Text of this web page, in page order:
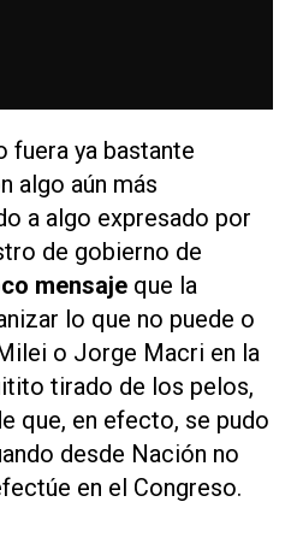
fuera ya bastante
algo aún más
a algo expresado por
de gobierno de
mensaje que la
lo que no puede o
o Jorge Macri en la
tirado de los pelos,
que, en efecto, se pudo
desde Nación no
en el Congreso.